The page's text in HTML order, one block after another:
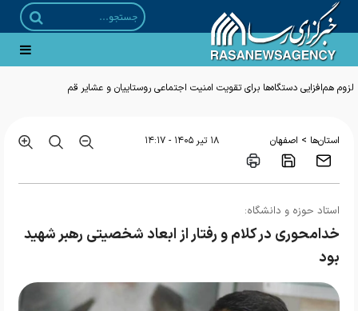
استان‌ها > اصفهان ۱۸ تير ۱۴۰۵ - ۱۴:۱۷
استاد حوزه و دانشگاه:
خدامحوری در کلام و رفتار از ابعاد شخصیتی رهبر شهید
بود